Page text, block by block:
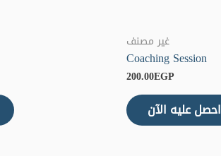
غير مصنف
Coaching Session
200.00EGP
احصل عليه الآن